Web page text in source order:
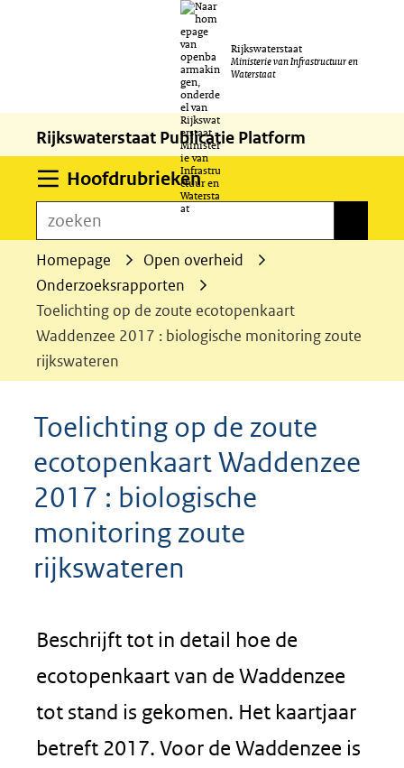
naar
de
inhoud
Rijkswaterstaat
Ministerie van Infrastructuur en
Waterstaat
Rijkswaterstaat Publicatie Platform
HoofdrubriekenUitklappen
zoeken
Homepage
Open overheid
Onderzoeksrapporten
Toelichting op de zoute ecotopenkaart
Waddenzee 2017 : biologische monitoring zoute
rijkswateren
Toelichting op de zoute
ecotopenkaart Waddenzee
2017 : biologische
monitoring zoute
rijkswateren
Beschrijft tot in detail hoe de
ecotopenkaart van de Waddenzee
tot stand is gekomen. Het kaartjaar
betreft 2017. Voor de Waddenzee is